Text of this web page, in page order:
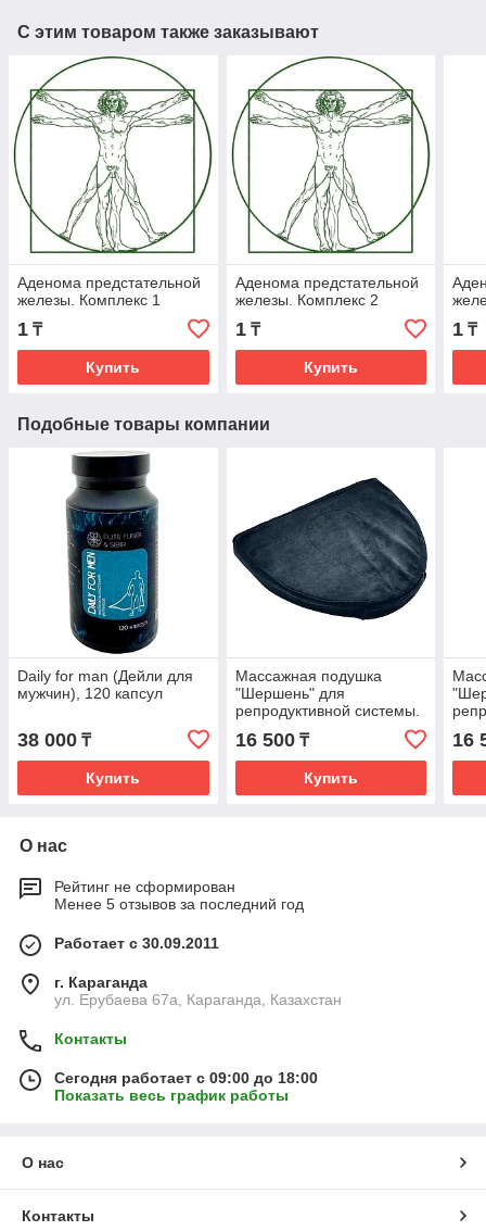
С этим товаром также заказывают
Аденома предстательной
железы. Комплекс 1
1 ₸
Купить
Аденома предстательной
железы. Комплекс 2
1₸
Купить
1 ₸
Подобные товары компании
Daily for man (Дейли для
мужчин), 120 капсул
38 000 ₸
Купить
Массажная подушка
"Шершень" для
репродуктивной системы.
16 500₸
Купить
16
О нас
Рейтинг не сформирован
Менее 5 отзывов за последний год
Работает с 30.09.2011
г. Караганда
ул. Ерубаева 67а, Караганда, Казахстан
Контакты
Сегодня работает с 09:00 до 18:00
Показать весь график работы
О нас
Контакты